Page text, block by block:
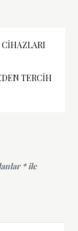
TERCIH
*ile